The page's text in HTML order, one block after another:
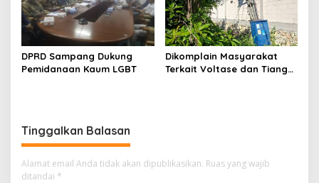
DPRD Sampang Dukung
Pemidanaan Kaum LGBT
Dikomplain Masyarakat
Terkait Voltase dan Tiang
Tinggalkan Balasan
Alamat email Anda tidak akan dipublikasikan. Ruas yang wajib
ditandai *